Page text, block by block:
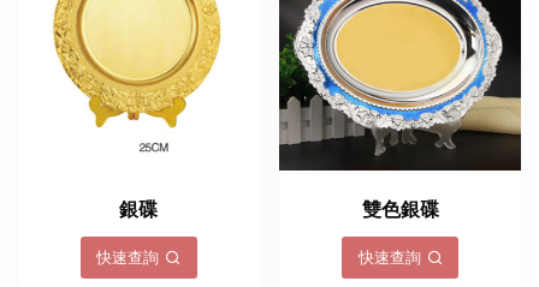
銀碟
快速查詢
雙色銀碟
快速查詢